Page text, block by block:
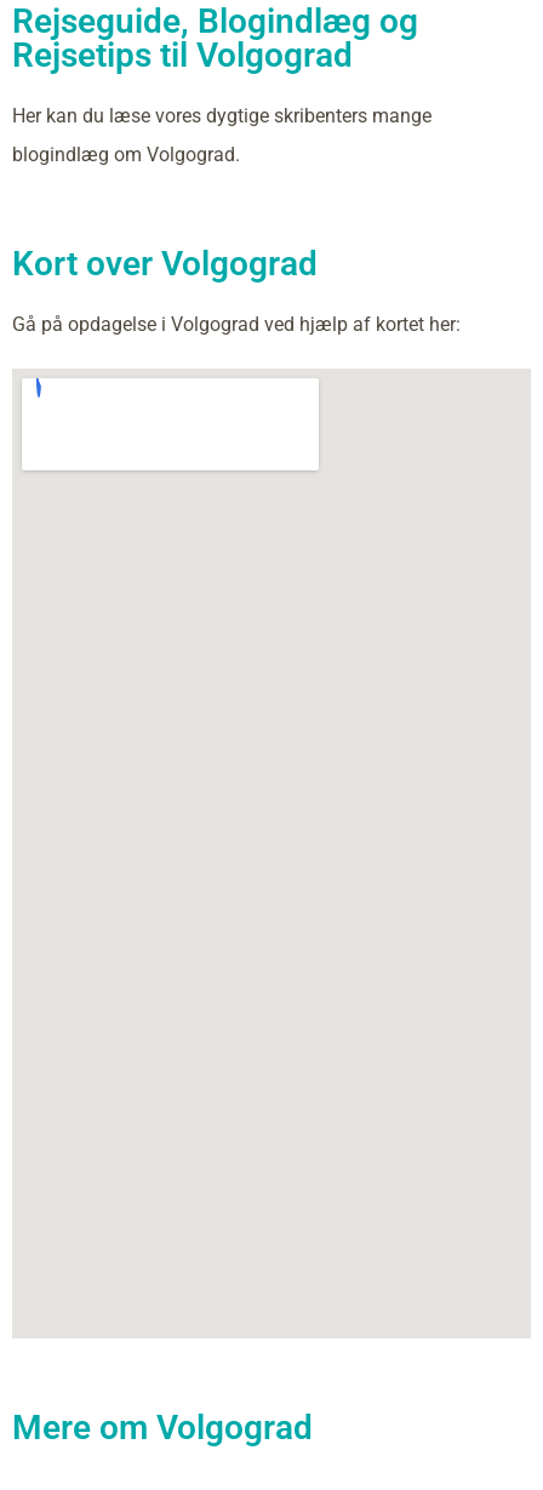
Rejseguide, Blogindlæg og
Rejsetips til Volgograd
Her kan du læse vores dygtige skribenters mange
blogindlæg om Volgograd.
Kort over Volgograd
Gå på opdagelse i Volgograd ved hjælp af kortet her:
Mere om Volgograd